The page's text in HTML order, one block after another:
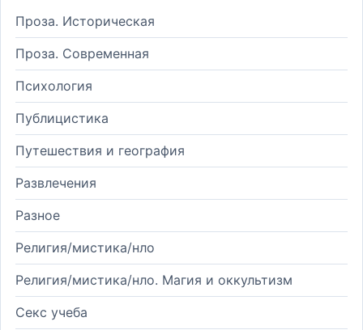
Проза. Историческая
Проза. Современная
Психология
Публицистика
Путешествия и география
Развлечения
Разное
Религия/мистика/нло
Религия/мистика/нло. Магия и оккультизм
Секс учеба